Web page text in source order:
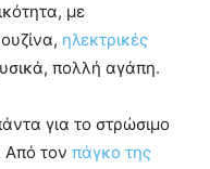
με
ηλεκτρικές
πολλή αγάπη.
για το στρώσιμο
Από τον πάγκο της